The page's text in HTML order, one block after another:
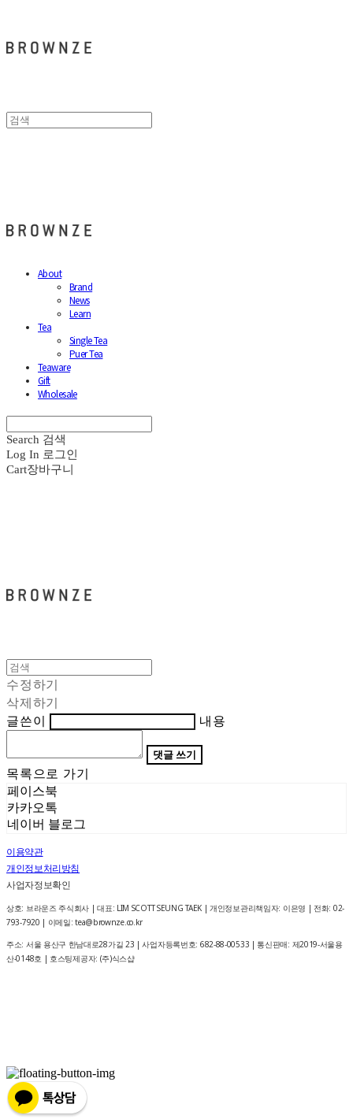
About
Brand
News
Learn
Tea
Single Tea
Puer Tea
Teaware
Gift
Wholesale
Search 검색
Log In 로그인
Cart장바구니
수정하기
삭제하기
글쓴이
내용
댓글 쓰기
목록으로 가기
페이스북
카카오톡
네이버 블로그
이용약관
개인정보처리방침
사업자정보확인
상호: 브라운즈 주식회사 | 대표: LIM SCOTT SEUNG TAEK | 개인정보관리책임자: 이은영 | 전화: 02-
793-7920 | 이메일: tea@brownze.co.kr
주소: 서울 용산구 한남대로28가길 23 | 사업자등록번호: 682-88-00533 | 통신판매: 제2019-서울용
산-0148호 | 호스팅제공자: (주)식스샵